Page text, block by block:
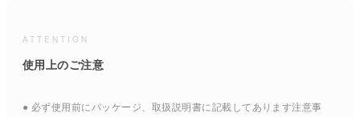
ATTENTION
使用上のご注意
● 必ず使用前にパッケージ、取扱説明書に記載してあります注意事